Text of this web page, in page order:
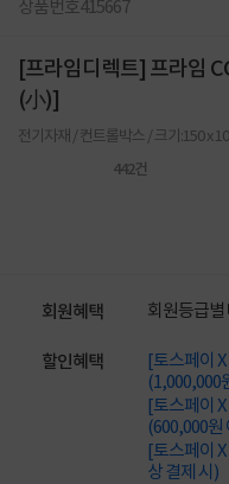
상품번호415667
[프라임디렉트] 프라임
(小)]
전기자재 / 컨트롤박스 / 크기:150 x
442건
회원혜택 회원등급별
할인혜택
[토스페이
(1,000,000
[토스페이
(600,000원
[토스페이
상 결제 시)